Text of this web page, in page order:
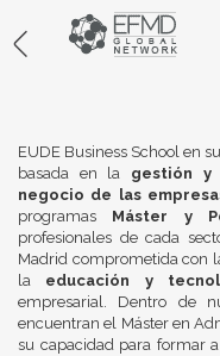
EUDE Business School en
basada en la gestión y
negocio de las
programas Máster y
profesionales de cada
Madrid comprometida con
la educación y
empresarial. Dentro de
encuentran el Máster en
su capacidad para formar